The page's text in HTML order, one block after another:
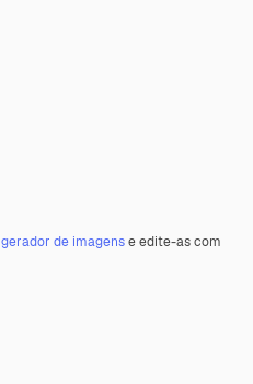
gerador de imagense edite-as com